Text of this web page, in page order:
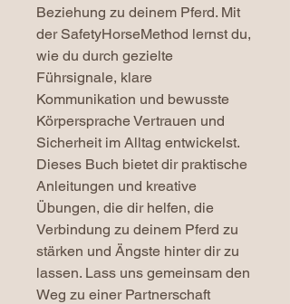
Beziehung zu deinem Pferd. Mit
der SafetyHorseMethod lernst du,
wie du durch gezielte
Führsignale, klare
Kommunikation und bewusste
Körpersprache Vertrauen und
Sicherheit im Alltag entwickelst.
Dieses Buch bietet dir praktische
Anleitungen und kreative
Übungen, die dir helfen, die
Verbindung zu deinem Pferd zu
stärken und Ängste hinter dir zu
lassen. Lass uns gemeinsam den
Weg zu einer Partnerschaft